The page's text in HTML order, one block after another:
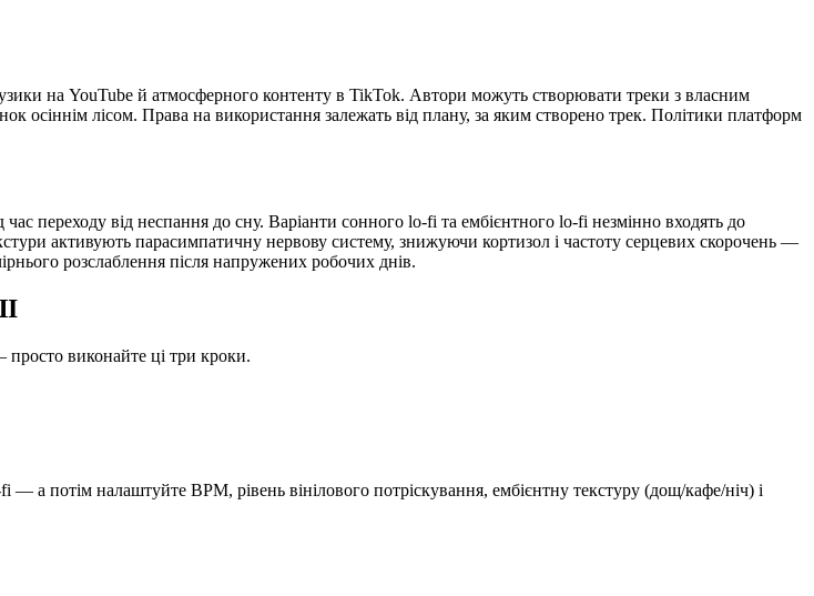
на YouTube й атмосферного контенту в TikTok. Автори можуть створювати треки з власним
осіннім лісом. Права на використання залежать від плану, за яким створено трек. Політики платформ
переходу від неспання до сну. Варіанти сонного lo-fi та ембієнтного lo-fi незмінно входять до
активують парасимпатичну нервову систему, знижуючи кортизол і частоту серцевих скорочень —
розслаблення після напружених робочих днів.
виконайте ці три кроки.
потім налаштуйте BPM, рівень вінілового потріскування, ембієнтну текстуру (дощ/кафе/ніч) і